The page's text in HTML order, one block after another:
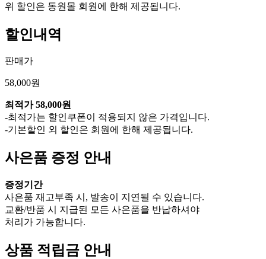
위 할인은 동원몰 회원에 한해 제공됩니다.
할인내역
판매가
58,000원
최적가 58,000원
-최적가는 할인쿠폰이 적용되지 않은 가격입니다.
-기본할인 외 할인은 회원에 한해 제공됩니다.
사은품 증정 안내
증정기간
사은품 재고부족 시, 발송이 지연될 수 있습니다.
교환/반품 시 지급된 모든 사은품을 반납하셔야
처리가 가능합니다.
상품 적립금 안내